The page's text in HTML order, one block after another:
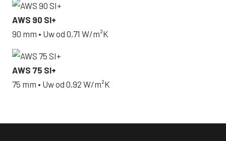
AWS 90 SI+
90 mm • Uw od 0,71 W/m²K
AWS 75 SI+
75 mm • Uw od 0,92 W/m²K